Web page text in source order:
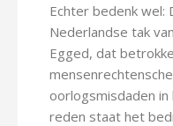
Echter bedenk wel:
Nederlandse tak
Egged, dat
oorlogsmisdaden
reden staat het